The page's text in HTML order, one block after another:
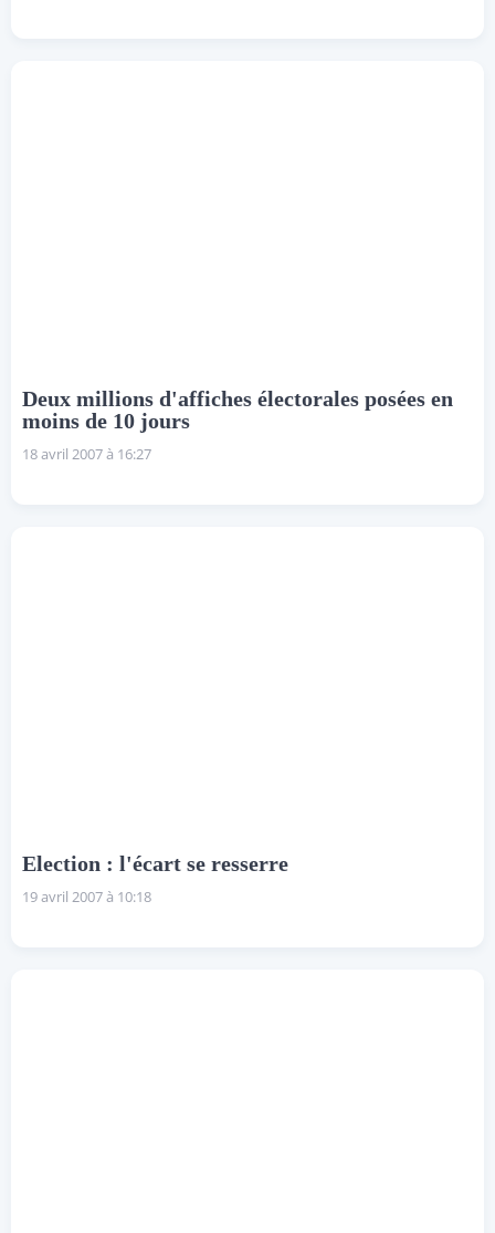
Deux millions d'affiches électorales posées en
moins de 10 jours
18 avril 2007 à 16:27
Election : l'écart se resserre
19 avril 2007 à 10:18